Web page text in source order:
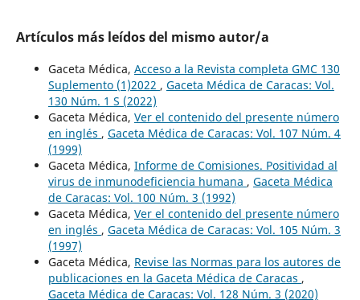
Artículos más leídos del mismo autor/a
Gaceta Médica, Acceso a la Revista completa GMC 130
Suplemento (1)2022 , Gaceta Médica de Caracas: Vol.
130 Núm. 1 S (2022)
Gaceta Médica, Ver el contenido del presente número
en inglés , Gaceta Médica de Caracas: Vol. 107 Núm. 4
(1999)
Gaceta Médica, Informe de Comisiones. Positividad al
virus de inmunodeficiencia humana , Gaceta Médica
de Caracas: Vol. 100 Núm. 3 (1992)
Gaceta Médica, Ver el contenido del presente número
en inglés , Gaceta Médica de Caracas: Vol. 105 Núm. 3
(1997)
Gaceta Médica, Revise las Normas para los autores de
publicaciones en la Gaceta Médica de Caracas ,
Gaceta Médica de Caracas: Vol. 128 Núm. 3 (2020)